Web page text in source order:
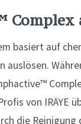
Complex
basiert auf
von IRÄYE
die